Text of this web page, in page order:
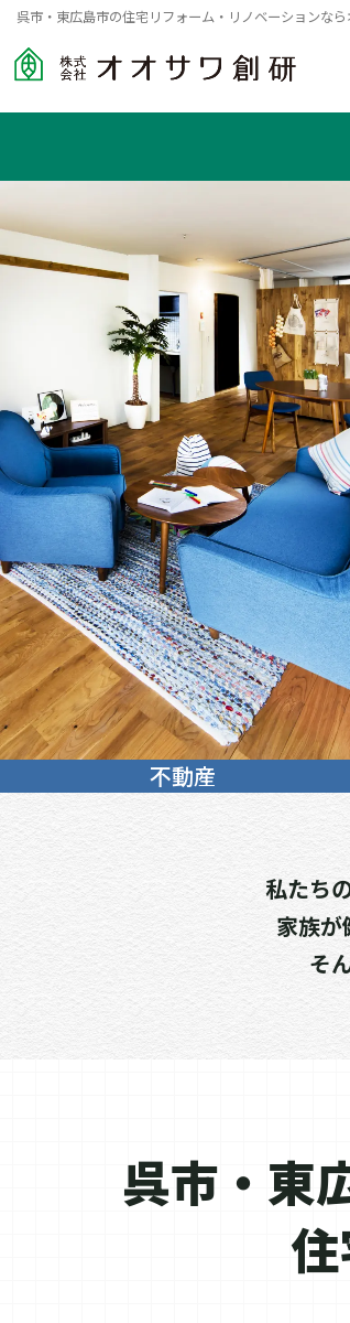
呉市・東広島市の住宅リフォーム・リノベーションな
不動産
私たち
家族が
そ
呉市・東